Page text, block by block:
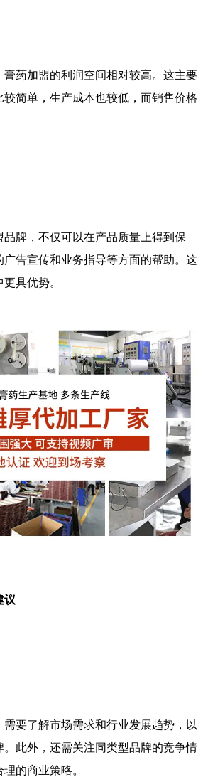
药加盟的利润空间相对较高。这主要
简单，生产成本也较低，而销售价格
牌，不仅可以在产品质量上得到保
广告宣传和业务指导等方面的帮助。这
具优势。
议
要了解市场需求和行业发展趋势，以
此外，还需关注同类型品牌的竞争情
的商业策略。